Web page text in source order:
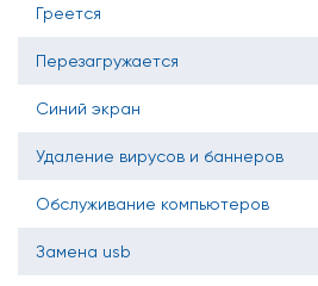
Греется
Перезагружается
Синий экран
Удаление вирусов и баннеров
Обслуживание компьютеров
Замена usb